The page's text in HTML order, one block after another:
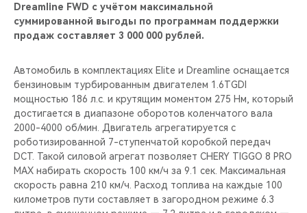
Dreamline FWD с учётом максимальной
суммированной выгоды по программам поддержки
продаж составляет 3 000 000 рублей.
Автомобиль в комплектациях Elite и Dreamline оснащается
бензиновым турбированным двигателем 1.6TGDI
мощностью 186 л.с. и крутящим моментом 275 Нм, который
достигается в диапазоне оборотов коленчатого вала
2000-4000 об/мин. Двигатель агрегатируется с
роботизированной 7-ступенчатой коробкой передач
DCT. Такой силовой агрегат позволяет CHERY TIGGO 8 PRO
MAX набирать скорость 100 км/ч за 9.1 сек. Максимальная
скорость равна 210 км/ч. Расход топлива на каждые 100
километров пути составляет в загородном режиме 6.3